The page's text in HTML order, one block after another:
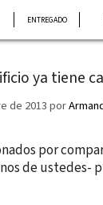
ENTREGADO
ya tiene
de 2013por
por
de ustedes-